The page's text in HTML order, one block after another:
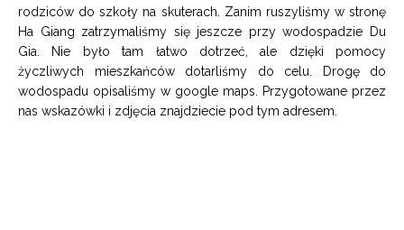
rodziców do szkoły na skuterach. Zanim ruszyliśmy w stronę
Ha Giang zatrzymaliśmy się jeszcze przy wodospadzie Du
Gia. Nie było tam łatwo dotrzeć, ale dzięki pomocy
życzliwych mieszkańców dotarliśmy do celu. Drogę do
wodospadu opisaliśmy w google maps. Przygotowane przez
nas wskazówki i zdjęcia znajdziecie pod tym adresem.